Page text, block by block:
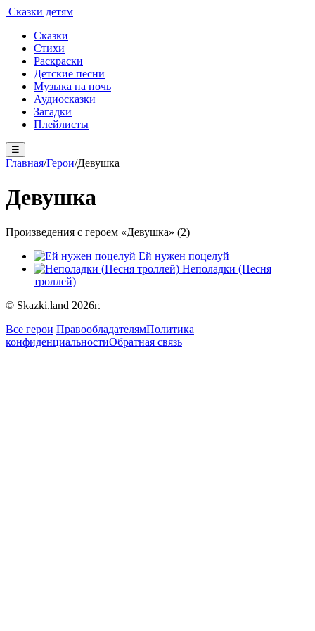
Сказки детям
Сказки
Стихи
Раскраски
Детские песни
Музыка на ночь
Аудиосказки
Загадки
Плейлисты
☰
Главная/Герои/Девушка
Девушка
Произведения с героем «Девушка» (2)
Ей нужен поцелуй
Неполадки (Песня
троллей)
© Skazki.land 2026г.
Все герои ПравообладателямПолитика
конфиденциальностиОбратная связь